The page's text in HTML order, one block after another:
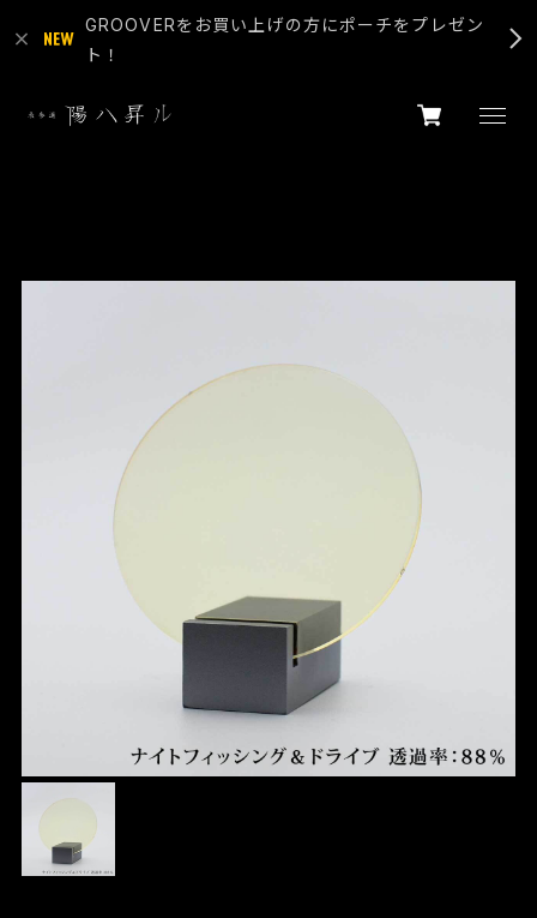
GROOVERをお買い上げの方にポーチをプレゼン
ト！